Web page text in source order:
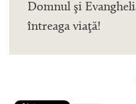
Domnul şi
întreaga viaţă!